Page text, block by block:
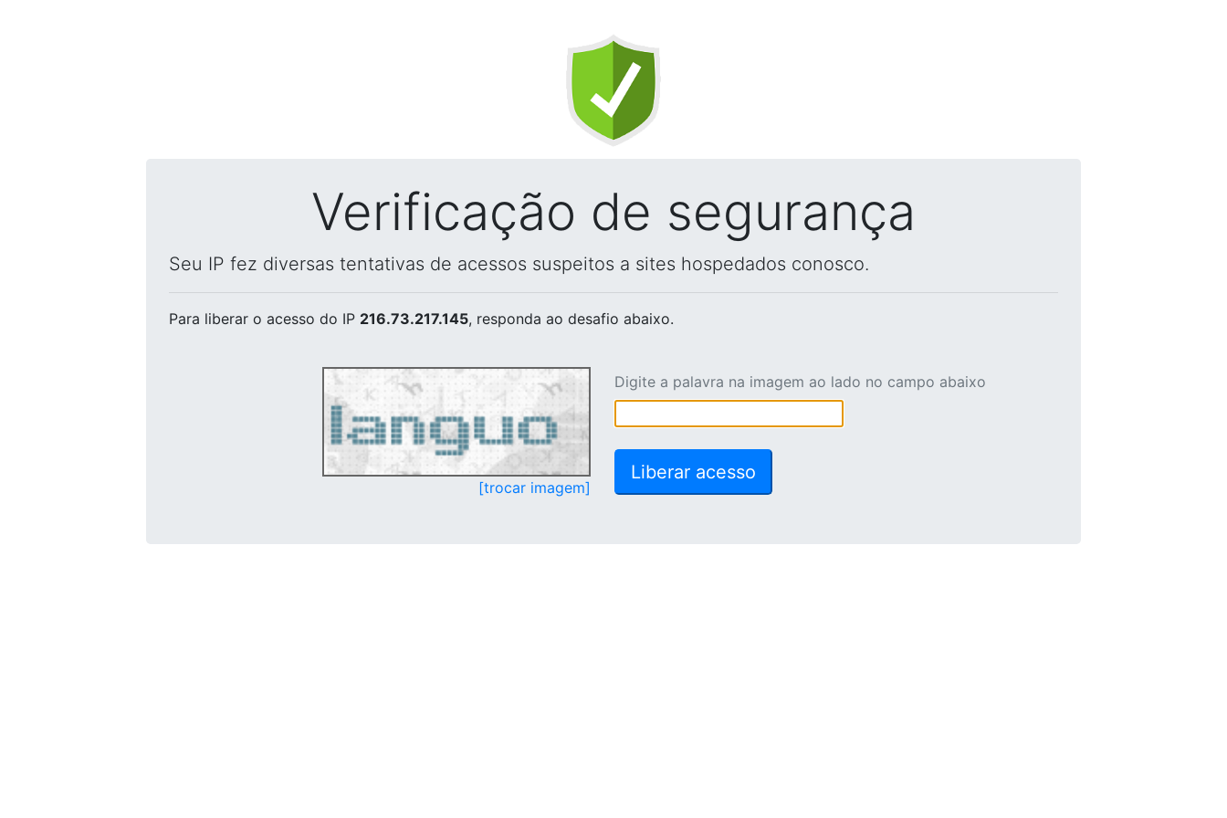
Verificação de segurança
Seu IP fez diversas tentativas de acessos suspeitos a sites hospedados conosco.
Para liberar o acesso do IP 216.73.217.145, responda ao desafio abaixo.
[trocar imagem]
Digite a palavra na imagem ao lado no campo abaixo